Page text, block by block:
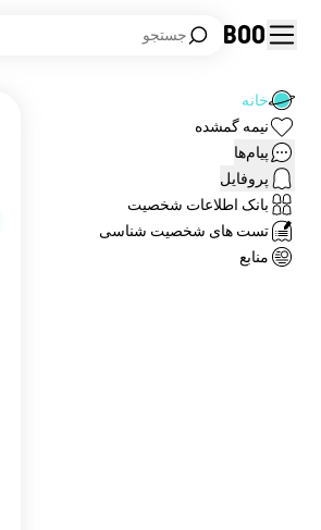
Boo جستجو
خانه
نیمه گمشده
پیام‌ها
پروفایل
بانک اطلاعات شخصیت
تست های شخصیت شناسی
منابع